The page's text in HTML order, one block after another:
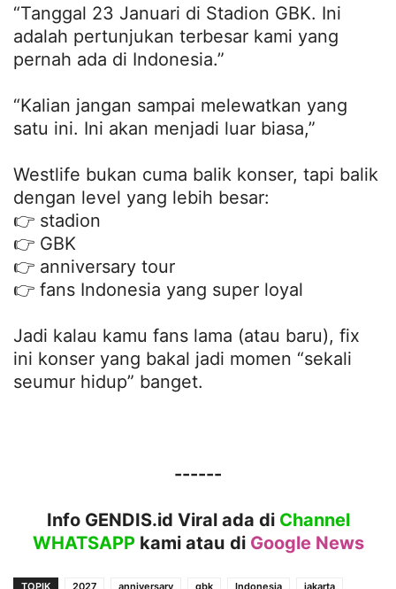
“Tanggal 23 Januari di Stadion GBK. Ini
adalah pertunjukan terbesar kami yang
pernah ada di Indonesia.”
“Kalian jangan sampai melewatkan yang
satu ini. Ini akan menjadi luar biasa,”
Westlife bukan cuma balik konser, tapi balik
dengan level yang lebih besar:
👉 stadion
👉 GBK
👉 anniversary tour
👉 fans Indonesia yang super loyal
Jadi kalau kamu fans lama (atau baru), fix
ini konser yang bakal jadi momen “sekali
seumur hidup” banget.
------
Info GENDIS.id Viral ada di Channel
WHATSAPPkami atau di Google News
TOPIK 2027 anniversary gbk Indonesia
jakarta